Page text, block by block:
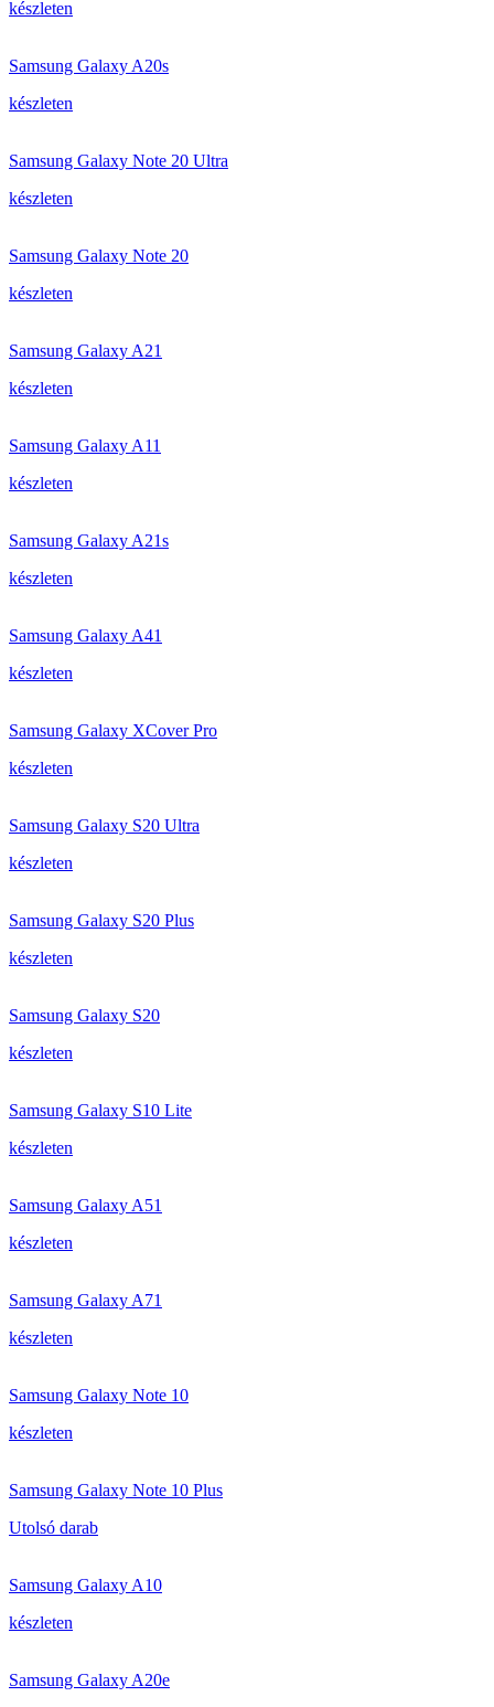
készleten
Samsung Galaxy A20s
készleten
Samsung Galaxy Note 20 Ultra
készleten
Samsung Galaxy Note 20
készleten
Samsung Galaxy A21
készleten
Samsung Galaxy A11
készleten
Samsung Galaxy A21s
készleten
Samsung Galaxy A41
készleten
Samsung Galaxy XCover Pro
készleten
Samsung Galaxy S20 Ultra
készleten
Samsung Galaxy S20 Plus
készleten
Samsung Galaxy S20
készleten
Samsung Galaxy S10 Lite
készleten
Samsung Galaxy A51
készleten
Samsung Galaxy A71
készleten
Samsung Galaxy Note 10
készleten
Samsung Galaxy Note 10 Plus
Utolsó darab
Samsung Galaxy A10
készleten
Samsung Galaxy A20e